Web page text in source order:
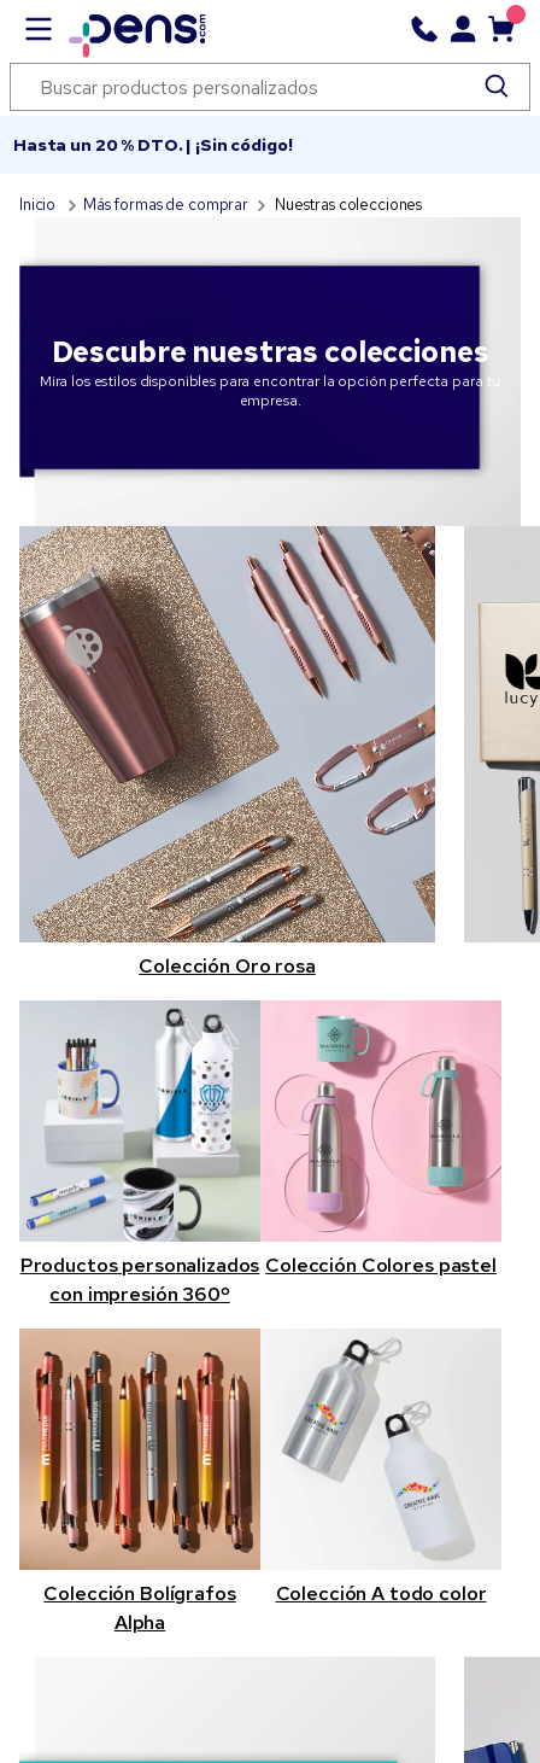
Hasta un 20 % DTO. | ¡Sin código!
Inicio Más formas de comprar Nuestras colecciones
Descubre nuestras colecciones
Mira los estilos disponibles para encontrar la opción perfecta para tu
empresa.
Colección Oro rosa
Productos personalizados
con impresión 360º
Colección Colores pastel
Colección Bolígrafos
Alpha
Colección A todo color